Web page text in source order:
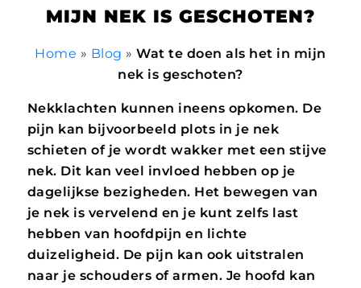
MIJN NEK IS GESCHOTEN?
Home » Blog »Wat te doen als het in mijn
nek is geschoten?
Nekklachten kunnen ineens opkomen. De
pijn kan bijvoorbeeld plots in je nek
schieten of je wordt wakker met een stijve
nek. Dit kan veel invloed hebben op je
dagelijkse bezigheden. Het bewegen van
je nek is vervelend en je kunt zelfs last
hebben van hoofdpijn en lichte
duizeligheid. De pijn kan ook uitstralen
naar je schouders of armen. Je hoofd kan